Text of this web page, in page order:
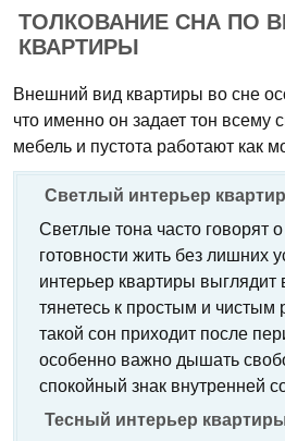
ТОЛКОВАНИЕ СНА ПО
КВАРТИРЫ
Внешний вид квартиры во сне
что именно он задает тон всему
мебель и пустота работают как
Светлый интерьер
Светлые тона часто говорят
готовности жить без лишних
интерьер квартиры
тянетесь к простым и
такой сон приходит после
особенно важно дышать
спокойный знак внутренней
Тесный интерьер